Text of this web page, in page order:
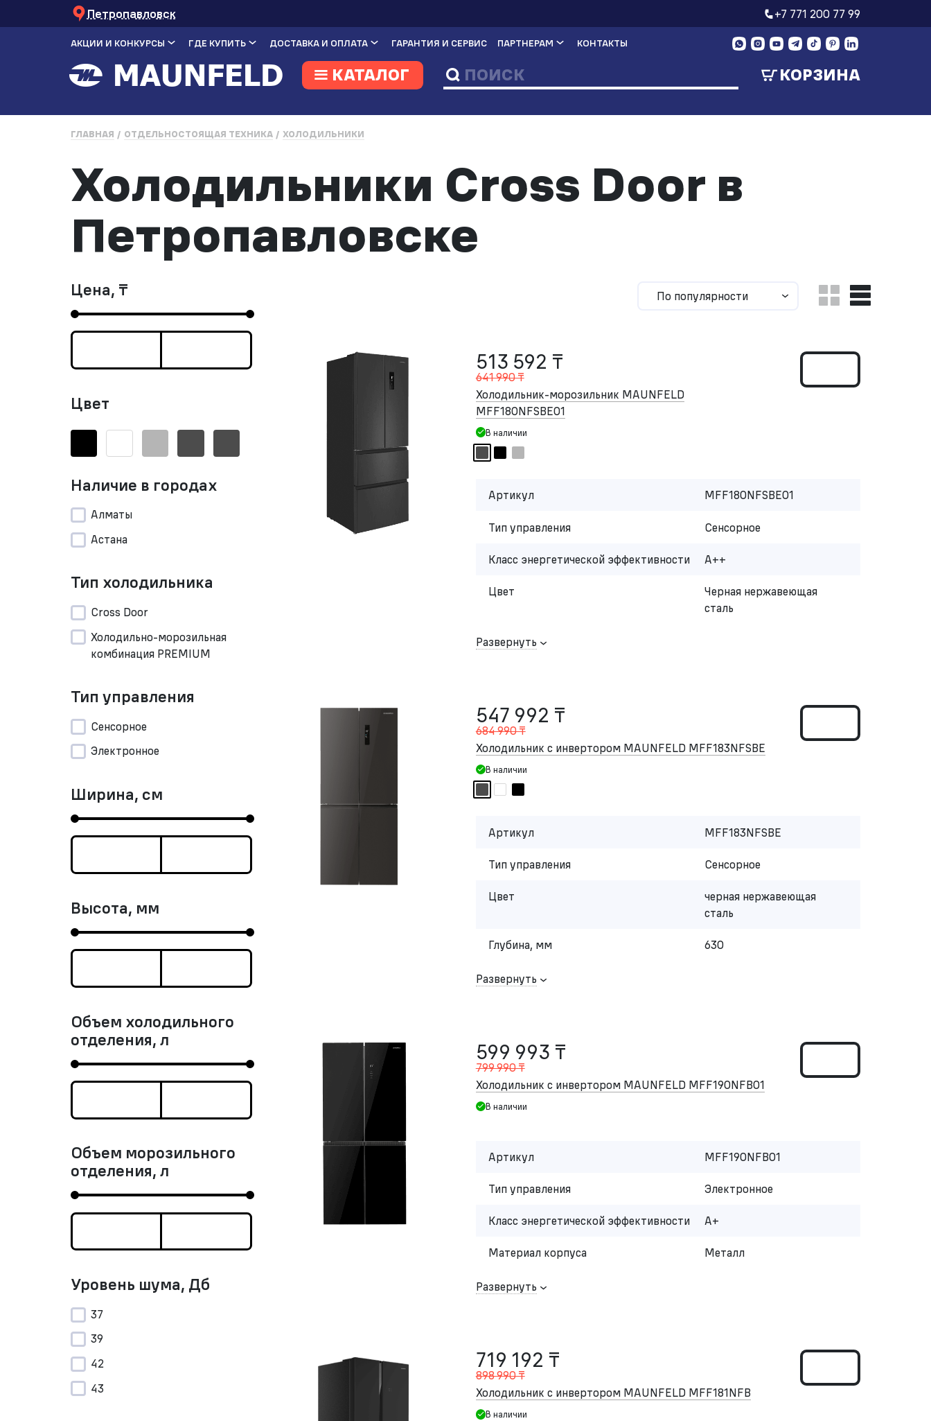
Петропавловск +7 771 200 77 99
АКЦИИ И КОНКУРСЫ ГДЕ КУПИТЬ ДОСТАВКА И ОПЛАТА ГАРАНТИЯ И СЕРВИС ПАРТНЕРАМ КОНТАКТЫ
КАТАЛОГ КОРЗИНА
ГЛАВНАЯ ОТДЕЛЬНОСТОЯЩАЯ ТЕХНИКА ХОЛОДИЛЬНИКИ
Холодильники Cross Door в
Петропавловске
Цена, ₸
Цвет
Наличие в городах
Алматы
Астана
Тип холодильника
Cross Door
Холодильно-морозильная
комбинация PREMIUM
Тип управления
Сенсорное
Электронное
Ширина, см
Высота, мм
Объем холодильного
отделения, л
Объем морозильного
отделения, л
Уровень шума, Дб
37
39
42
43
По популярности
513 592 ₸
641 990 ₸
Холодильник-морозильник MAUNFELD
MFF180NFSBE01
В наличии
Артикул MFF180NFSBE01
Тип управления Сенсорное
Класс энергетической эффективности A++
Цвет
Черная нержавеющая
сталь
Развернуть
547 992 ₸
684 990 ₸
Холодильник с инвертором MAUNFELD MFF183NFSBE
В наличии
Артикул MFF183NFSBE
Тип управления Сенсорное
Цвет
черная нержавеющая
сталь
Глубина, мм 630
Развернуть
599 993 ₸
799 990 ₸
Холодильник с инвертором MAUNFELD MFF190NFB01
В наличии
Артикул MFF190NFB01
Тип управления Электронное
Класс энергетической эффективности A+
Материал корпуса Металл
Развернуть
719 192 ₸
898 990 ₸
Холодильник с инвертором MAUNFELD MFF181NFB
В наличии